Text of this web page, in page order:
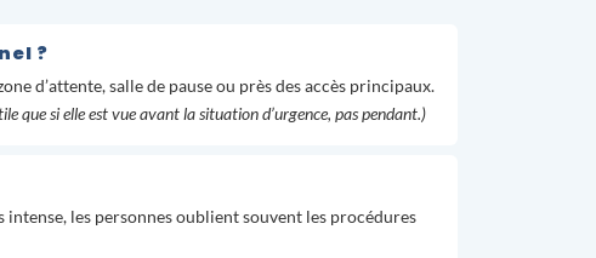
?
d’attente, salle de pause ou près des accès principaux.
que si elle est vue avant la situation d’urgence, pas pendant.)
intense, les personnes oublient souvent les procédures